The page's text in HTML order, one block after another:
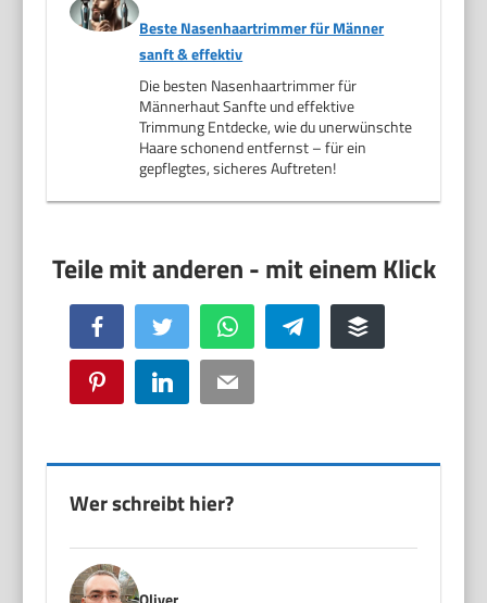
Beste Nasenhaartrimmer für Männer
sanft & effektiv
Die besten Nasenhaartrimmer für
Männerhaut Sanfte und effektive
Trimmung Entdecke, wie du unerwünschte
Haare schonend entfernst – für ein
gepflegtes, sicheres Auftreten!
Facebook Twitter WhatsApp Telegram Buffer
Pinterest LinkedIn Email
Wer schreibt hier?